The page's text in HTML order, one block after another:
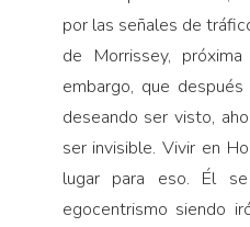
por las señales de
de Morrissey,
embargo, que
deseando ser visto,
ser invisible. Vivir en
lugar para eso. Él
egocentrismo siendo